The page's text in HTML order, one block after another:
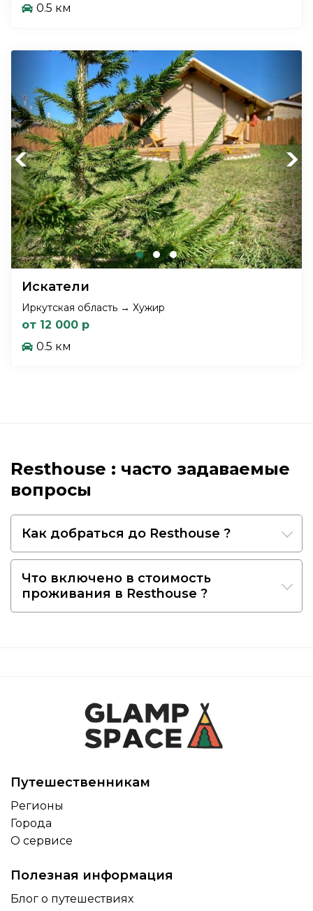
0.5 км
Previous Next
Искатели
Иркутская область → Хужир
от 12 000 р
0.5 км
Resthouse : часто задаваемые
вопросы
Как добраться до Resthouse ?
Что включено в стоимость
проживания в Resthouse ?
Путешественникам
Регионы
Города
О сервисе
Полезная информация
Блог о путешествиях